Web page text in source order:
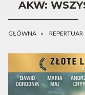
AKW:
GŁÓWNA REPERTUAR